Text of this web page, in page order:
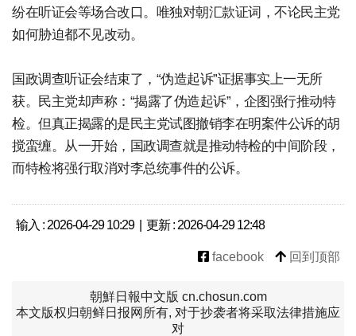
纷在听证会等场合改口。唯独对朝汇款证词，不论民主党
如何胁迫都不见改动。
国政调查听证会结束了，“伪造起诉”证据事实上一无所
获。民主党却声称：“揭露了伪造起诉”，企图强行推动特
检。但真正揭露的是民主党试图撤销李在明案件公诉的胡
搅蛮缠。从一开始，国政调查就是推动特检的中间阶段，
而特检将强行取消对李总统事件的公诉。
输入 : 2026-04-29 10:29 | 更新 : 2026-04-29 12:48
facebook 回到顶部
朝鮮日報中文版 cn.chosun.com
本文版权归朝鲜日报网所有, 对于抄袭者将采取法律措施应
对